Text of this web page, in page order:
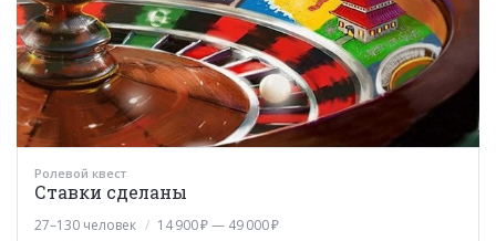
Ролевой квест
Ставки сделаны
27–130 человек
14 900 ₽ — 49 000 ₽